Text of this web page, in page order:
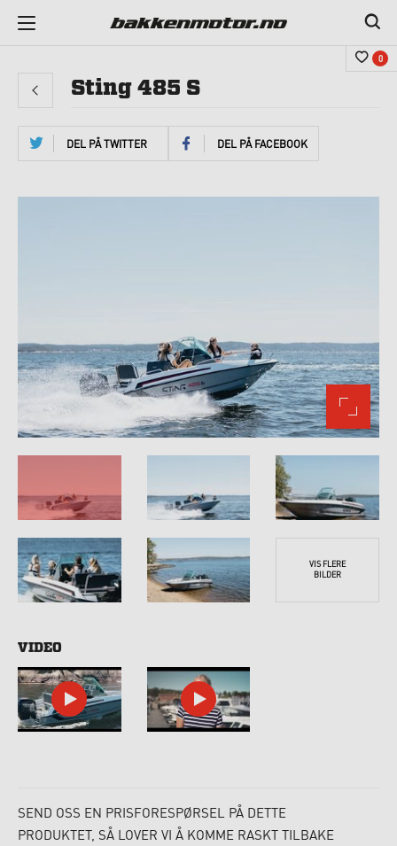
0
DEL PÅ TWITTER DEL PÅ FACEBOOK
Sting 485 S
VIS FLERE
BILDER
VIDEO
SEND OSS EN PRISFORESPØRSEL PÅ DETTE
PRODUKTET, SÅ LOVER VI Å KOMME RASKT TILBAKE